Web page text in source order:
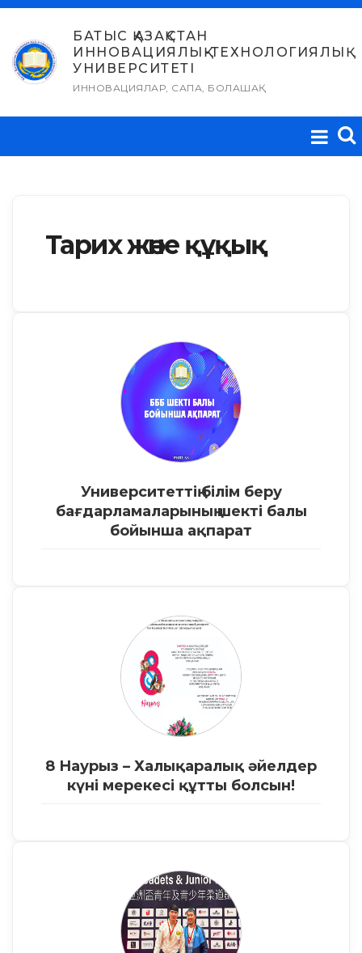
Skip
content
БАТЫС ҚАЗАҚСТАН
ИННОВАЦИЯЛЫҚ-ТЕХНОЛОГИЯЛЫҚ
УНИВЕРСИТЕТІ
ИННОВАЦИЯЛАР, САПА, БОЛАШАҚ
Тарих және құқық
Университеттің білім беру
бағдарламаларының шекті балы
бойынша ақпарат
8 Наурыз – Халықаралық әйелдер
күні мерекесі құтты болсын!